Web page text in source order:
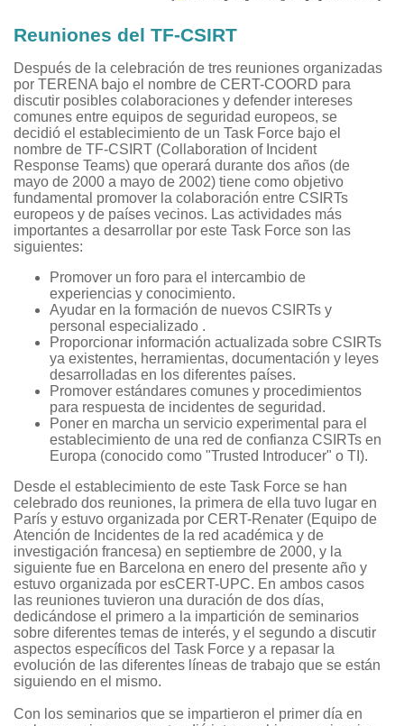
Reuniones del TF-CSIRT
Después de la celebración de tres reuniones organizadas
por TERENA bajo el nombre de CERT-COORD para
discutir posibles colaboraciones y defender intereses
comunes entre equipos de seguridad europeos, se
decidió el establecimiento de un Task Force bajo el
nombre de TF-CSIRT (Collaboration of Incident
Response Teams) que operará durante dos años (de
mayo de 2000 a mayo de 2002) tiene como objetivo
fundamental promover la colaboración entre CSIRTs
europeos y de países vecinos. Las actividades más
importantes a desarrollar por este Task Force son las
siguientes:
Promover un foro para el intercambio de
experiencias y conocimiento.
Ayudar en la formación de nuevos CSIRTs y
personal especializado .
Proporcionar información actualizada sobre CSIRTs
ya existentes, herramientas, documentación y leyes
desarrolladas en los diferentes países.
Promover estándares comunes y procedimientos
para respuesta de incidentes de seguridad.
Poner en marcha un servicio experimental para el
establecimiento de una red de confianza CSIRTs en
Europa (conocido como "Trusted Introducer" o TI).
Desde el establecimiento de este Task Force se han
celebrado dos reuniones, la primera de ella tuvo lugar en
París y estuvo organizada por CERT-Renater (Equipo de
Atención de Incidentes de la red académica y de
investigación francesa) en septiembre de 2000, y la
siguiente fue en Barcelona en enero del presente año y
estuvo organizada por esCERT-UPC. En ambos casos
las reuniones tuvieron una duración de dos días,
dedicándose el primero a la impartición de seminarios
sobre diferentes temas de interés, y el segundo a discutir
aspectos específicos del Task Force y a repasar la
evolución de las diferentes líneas de trabajo que se están
siguiendo en el mismo.
Con los seminarios que se impartieron el primer día en